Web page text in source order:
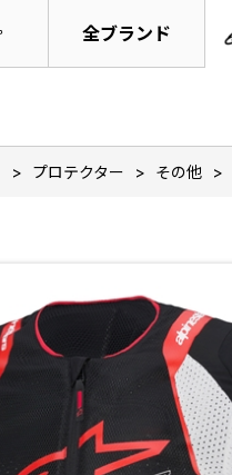
全ブランド
> プロテクター > その他 >